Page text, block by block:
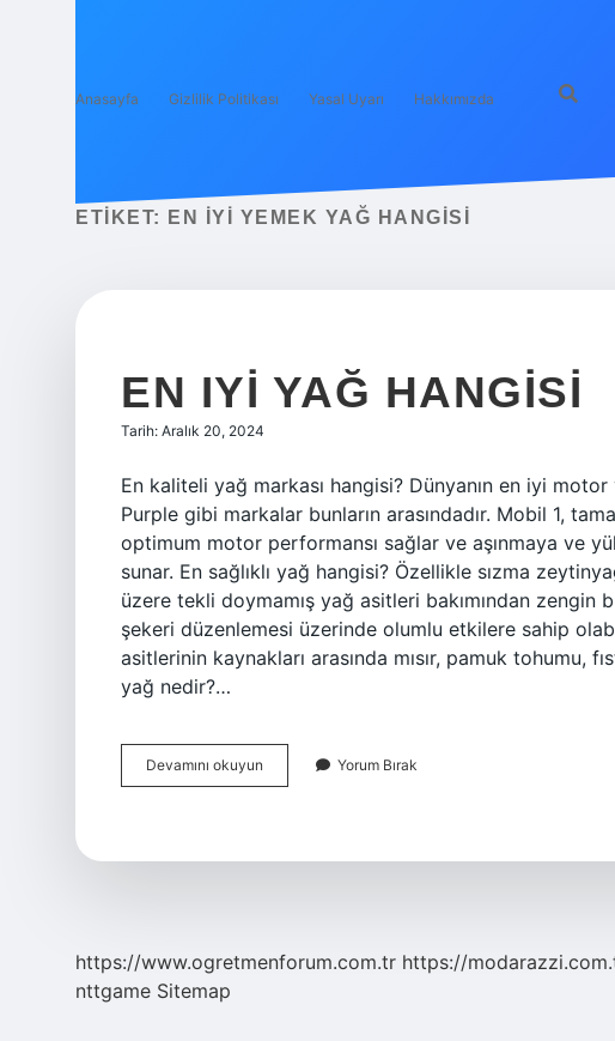
Anasayfa Gizlilik Politikası Yasal Uyarı Hakkımızda
ETIKET: EN IYI YEMEK YAĞ HANGISI
EN IYI YAĞ HANGISI
Tarih: Aralık 20, 2024
En kaliteli yağ markası hangisi? Dünyanın en iyi
Purple gibi markalar bunların arasındadır. Mobil 1,
optimum motor performansı sağlar ve aşınmaya ve
sunar. En sağlıklı yağ hangisi? Özellikle sızma
üzere tekli doymamış yağ asitleri bakımından zengin
şekeri düzenlemesi üzerinde olumlu etkilere sahip
asitlerinin kaynakları arasında mısır, pamuk tohumu,
yağ nedir?…
Devamını okuyun
Iyi
Yorum Bırak
https://www.ogretmenforum.com.tr https://
nttgame Sitemap